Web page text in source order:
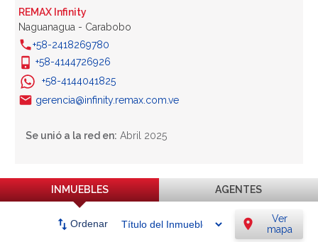
REMAX Infinity
Naguanagua - Carabobo
+58-2418269780
+58-4144726926
+58-4144041825
gerencia@infinity.remax.com.ve
Se unió a la red en: Abril 2025
INMUEBLES AGENTES
swap_vert Ordenar location_on
Ver
mapa